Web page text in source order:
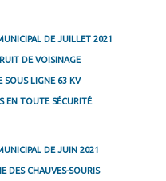
DE JUILLET 2021
DE VOISINAGE
SOUS LIGNE 63 KV
EN TOUTE SÉCURITÉ
DE JUIN 2021
DES CHAUVES-SOURIS